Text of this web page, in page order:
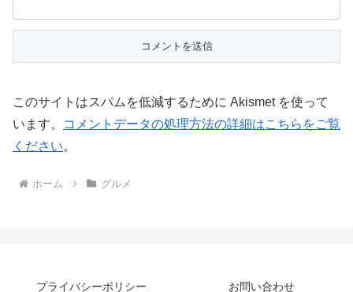
このサイトはスパムを低減するために Akismet を使って
います。
コメントデータの処理方法の詳細はこちらをご覧
ください。
ホーム グルメ
プライバシーポリシー お問い合わせ